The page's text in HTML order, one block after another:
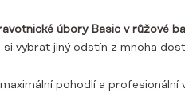
úbory Basic v růžové
si vybrat jiný odstín z mnoha
pohodlí a profesionální